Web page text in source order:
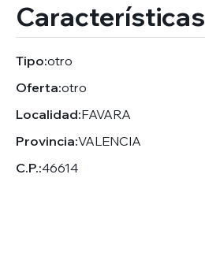
Características
Tipo:otro
Oferta:otro
Localidad:FAVARA
Provincia:VALENCIA
C.P.:46614